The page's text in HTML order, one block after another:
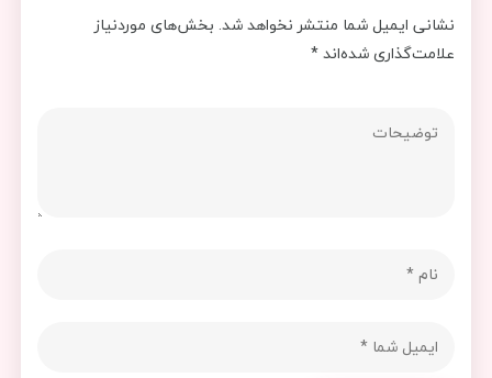
نشانی ایمیل شما منتشر نخواهد شد. بخش‌های موردنیاز
علامت‌گذاری شده‌اند*